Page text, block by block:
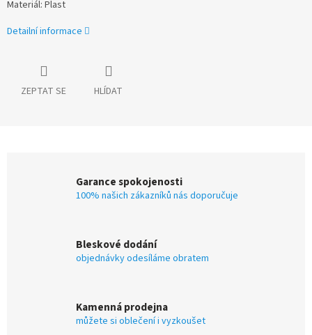
Materiál: Plast
Detailní informace
ZEPTAT SE HLÍDAT
Garance spokojenosti
100% našich zákazníků nás doporučuje
Bleskové dodání
objednávky odesíláme obratem
Kamenná prodejna
můžete si oblečení i vyzkoušet